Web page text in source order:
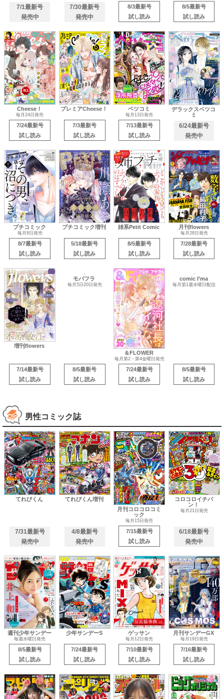
7/1最新号
発売中
7/30最新号
発売中
8/3最新号
試し読み
8/5最新号
試し読み
Cheese！
毎月24日発売
7/24最新号
試し読み
プレミアCheese！
7/3最新号
試し読み
ベツコミ
毎月13日発売
7/13最新号
試し読み
デラックスベツコ
ミ
6/24最新号
発売中
プチコミック
毎月8日発売
8/7最新号
試し読み
プチコミック増刊
5/18最新号
試し読み
姉系Petit Comic
8/5最新号
試し読み
月刊flowers
毎月28日発売
7/28最新号
試し読み
増刊flowers
7/14最新号
試し読み
8/5最新号
試し読み
＆FLOWER
毎月第2・第4金曜日発売
7/24最新号
試し読み
8/5最新号
試し読み
男性コミック誌
てれびくん
7/31最新号
発売中
てれびくん増刊
4/8最新号
発売中
月刊コロコロコミ
ック
毎月15日発売
7/15最新号
試し読み
コロコロイチバ
ン！
毎月21日発売
6/18最新号
発売中
週刊少年サンデー
毎週水曜日発売
8/5最新号
試し読み
少年サンデーS
7/24最新号
試し読み
ゲッサン
毎月12日発売
7/10最新号
試し読み
月刊サンデーGX
毎月19日発売
7/16最新号
試し読み